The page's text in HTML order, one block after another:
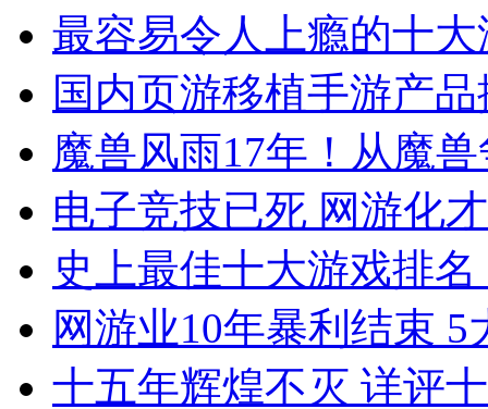
最容易令人上瘾的十大
国内页游移植手游产
魔兽风雨17年！从魔
电子竞技已死 网游化
史上最佳十大游戏排名
网游业10年暴利结束
十五年辉煌不灭 详评